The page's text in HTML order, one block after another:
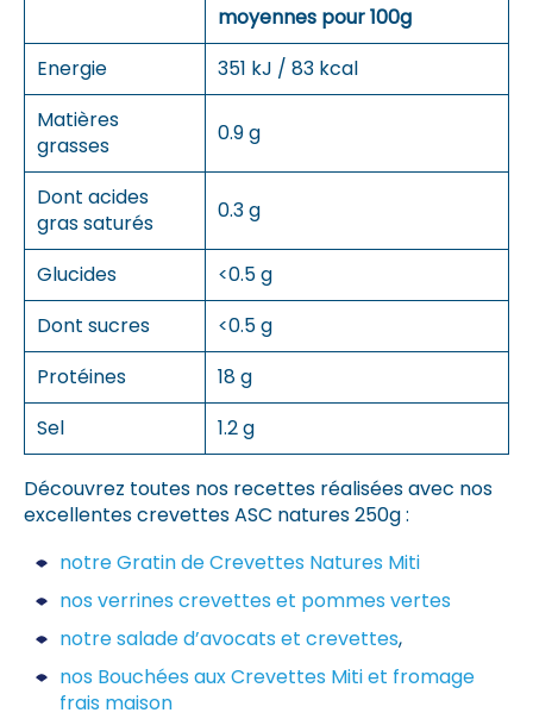
moyennes pour 100g
Energie
351 kJ / 83 kcal
Matières
grasses
0.9 g
Dont acides
gras saturés
0.3 g
Glucides
<0.5 g
Dont sucres
<0.5 g
Protéines
18 g
Sel
1.2 g
Découvrez toutes nos recettes réalisées avec nos
excellentes crevettes ASC natures 250g :
notre Gratin de Crevettes Natures Miti
nos verrines crevettes et pommes vertes
notre salade d’avocats et crevettes,
nos Bouchées aux Crevettes Miti et fromage
frais maison